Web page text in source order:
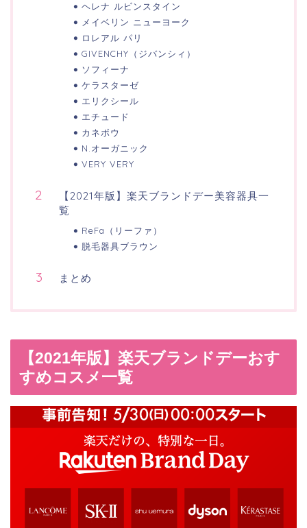
ヘレナ ルビンスタイン
メイベリン ニューヨーク
ロレアル パリ
GIVENCHY（ジバンシィ）
ソフィーナ
ケラスターゼ
エリクシール
エチュード
カネボウ
N.オーガニック
VERY VERY
【2021年版】楽天ブランドデー美容器具一
覧
ReFa（リーファ）
脱毛器具ブラウン
まとめ
【2021年版】楽天ブランドデーおす
すめコスメ一覧